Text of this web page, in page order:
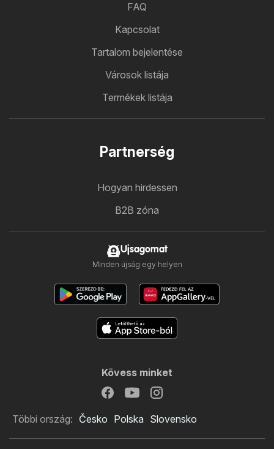
FAQ
Kapcsolat
Tartalom bejelentése
Városok listája
Termékek listája
Partnerség
Hogyan hirdessen
B2B zóna
Ujsagomat
Minden újság egy helyen
Kövess minket
Többi ország: Česko Polska Slovensko